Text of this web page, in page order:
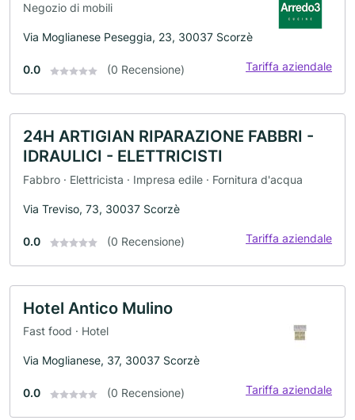
Negozio di mobili
Via Moglianese Peseggia, 23, 30037 Scorzè
0.0 (0 Recensione) Tariffa aziendale
24H ARTIGIAN RIPARAZIONE FABBRI -
IDRAULICI - ELETTRICISTI
Fabbro · Elettricista · Impresa edile · Fornitura d'acqua
Via Treviso, 73, 30037 Scorzè
0.0 (0 Recensione) Tariffa aziendale
Hotel Antico Mulino
Fast food · Hotel
Via Moglianese, 37, 30037 Scorzè
0.0 (0 Recensione) Tariffa aziendale